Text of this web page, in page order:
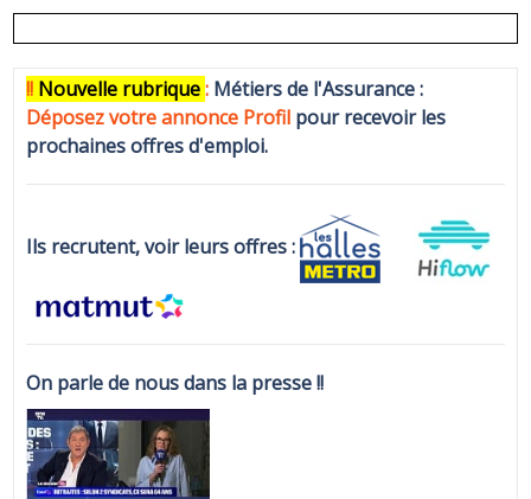
!! Nouvelle rubrique: Métiers de l'Assurance :
Déposez votre annonce Profil pour recevoir les
prochaines offres d'emploi.
Ils recrutent, voir leurs offres :
On parle de nous dans la presse !!